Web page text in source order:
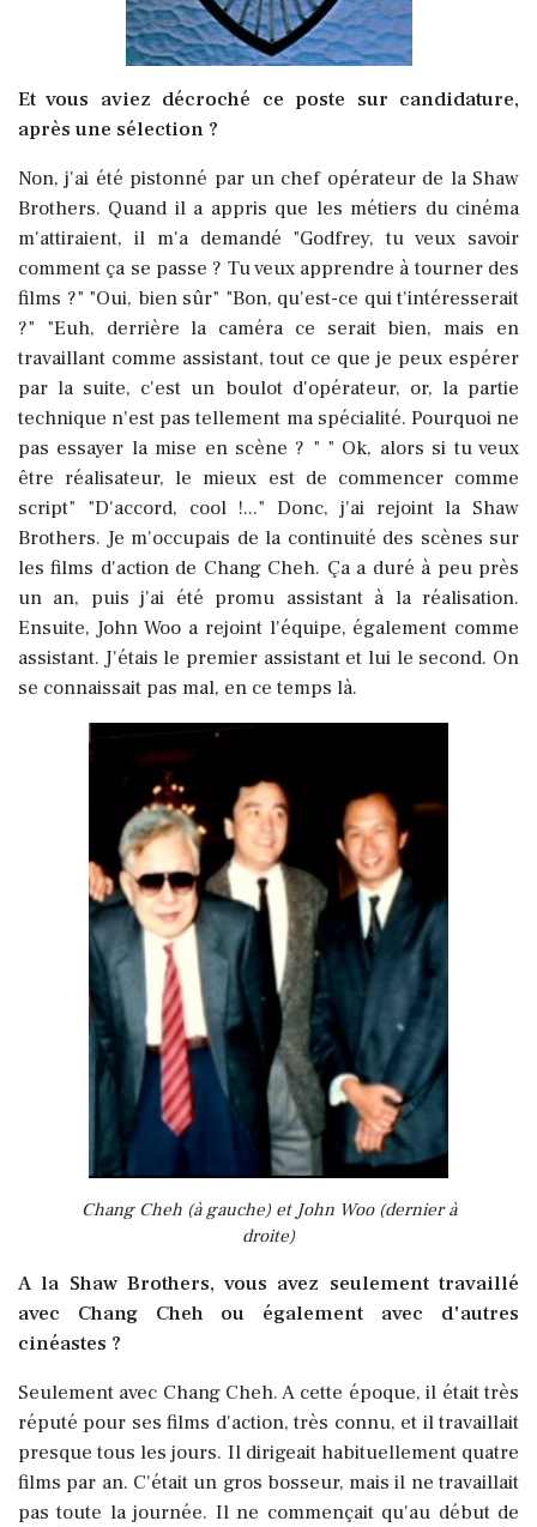
Et vous aviez décroché ce poste sur candidature,
après une sélection ?
Non, j'ai été pistonné par un chef opérateur de la Shaw
Brothers. Quand il a appris que les métiers du cinéma
m'attiraient, il m'a demandé "Godfrey, tu veux savoir
comment ça se passe ? Tu veux apprendre à tourner des
films ?" "Oui, bien sûr" "Bon, qu'est-ce qui t'intéresserait
?" "Euh, derrière la caméra ce serait bien, mais en
travaillant comme assistant, tout ce que je peux espérer
par la suite, c'est un boulot d'opérateur, or, la partie
technique n'est pas tellement ma spécialité. Pourquoi ne
pas essayer la mise en scène ? " " Ok, alors si tu veux
être réalisateur, le mieux est de commencer comme
script" "D'accord, cool !..." Donc, j'ai rejoint la Shaw
Brothers. Je m'occupais de la continuité des scènes sur
les films d'action de Chang Cheh. Ça a duré à peu près
un an, puis j'ai été promu assistant à la réalisation.
Ensuite, John Woo a rejoint l'équipe, également comme
assistant. J'étais le premier assistant et lui le second. On
se connaissait pas mal, en ce temps là.
Chang Cheh (à gauche) et John Woo (dernier à
droite)
A la Shaw Brothers, vous avez seulement travaillé
avec Chang Cheh ou également avec d'autres
cinéastes ?
Seulement avec Chang Cheh. A cette époque, il était très
réputé pour ses films d'action, très connu, et il travaillait
presque tous les jours. Il dirigeait habituellement quatre
films par an. C'était un gros bosseur, mais il ne travaillait
pas toute la journée. Il ne commençait qu'au début de